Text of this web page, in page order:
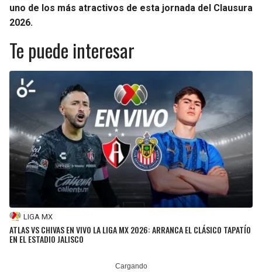
uno de los más atractivos de esta jornada del Clausura
2026.
Te puede interesar
LIGA MX
ATLAS VS CHIVAS EN VIVO LA LIGA MX 2026: ARRANCA EL CLÁSICO TAPATÍO
EN EL ESTADIO JALISCO